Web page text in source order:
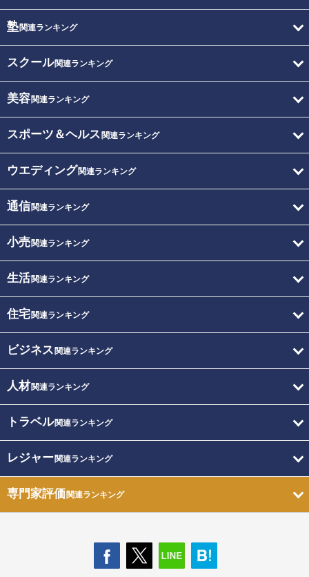
塾関連ランキング
スクール関連ランキング
美容関連ランキング
スポーツ＆ヘルス 関連ランキング
ウエディング関連ランキング
通信関連ランキング
小売関連ランキング
生活関連ランキング
住宅関連ランキング
ビジネス 関連ランキング
人材関連ランキング
トラベル関連ランキング
レジャー関連ランキング
専門家評価関連ランキング